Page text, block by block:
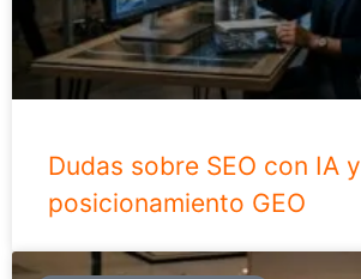
Dudas sobre SEO con IA y
posicionamiento GEO